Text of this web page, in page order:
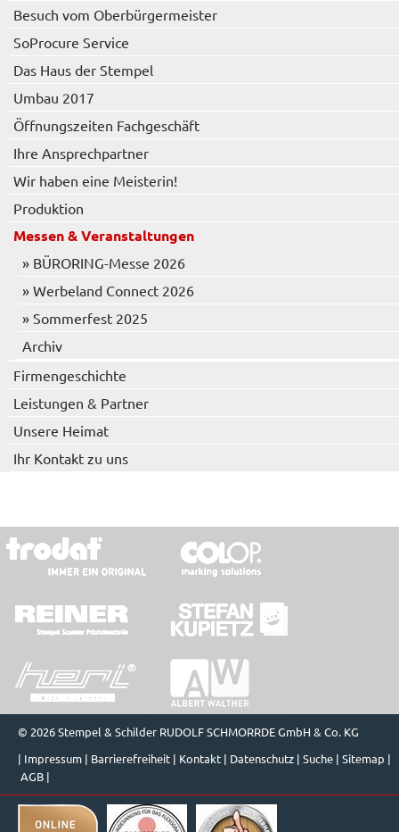
Besuch vom Oberbürgermeister
SoProcure Service
Das Haus der Stempel
Umbau 2017
Öffnungszeiten Fachgeschäft
Ihre Ansprechpartner
Wir haben eine Meisterin!
Produktion
Messen & Veranstaltungen
» BÜRORING-Messe 2026
» Werbeland Connect 2026
» Sommerfest 2025
Archiv
Firmengeschichte
Leistungen & Partner
Unsere Heimat
Ihr Kontakt zu uns
© 2026 Stempel & Schilder RUDOLF SCHMORRDE GmbH & Co. KG
| Impressum | Barrierefreiheit | Kontakt | Datenschutz | Suche | Sitemap |
AGB |